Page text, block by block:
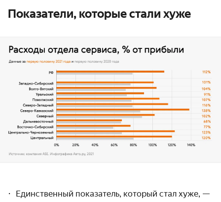
Показатели, которые стали хуже
Единственный показатель, который стал хуже, —